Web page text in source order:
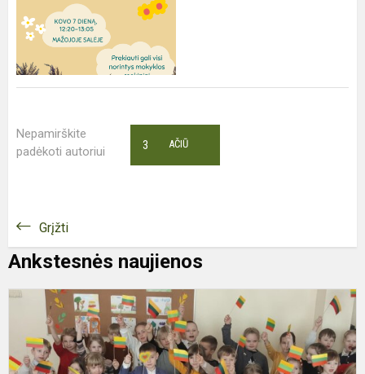
Nepamirškite
padėkoti autoriui
AČIŪ
3
Grįžti
Ankstesnės naujienos